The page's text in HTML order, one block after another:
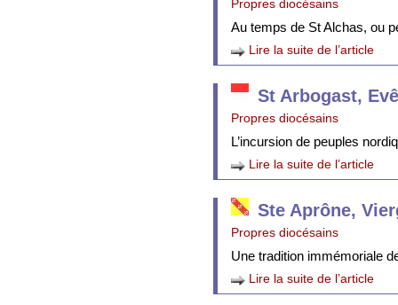
Propres diocésains
Au temps de St Alchas, ou
Lire la suite de l’article
St Arbogast,
Propres diocésains
L’incursion de peuples
Lire la suite de l’article
Ste Aprône,
Propres diocésains
Une tradition immémoriale
Lire la suite de l’article